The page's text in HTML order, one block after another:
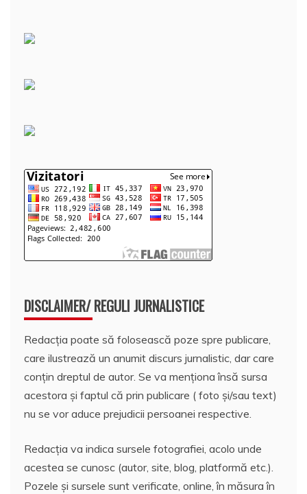
DISCLAIMER/ REGULI JURNALISTICE
Redacția poate să folosească poze spre publicare,
care ilustrează un anumit discurs jurnalistic, dar care
conțin dreptul de autor. Se va menționa însă sursa
acestora și faptul că prin publicare ( foto și/sau text)
nu se vor aduce prejudicii persoanei respective.
Redacția va indica sursele fotografiei, acolo unde
acestea se cunosc (autor, site, blog, platformă etc.).
Pozele și sursele sunt verificate, online, în măsura în